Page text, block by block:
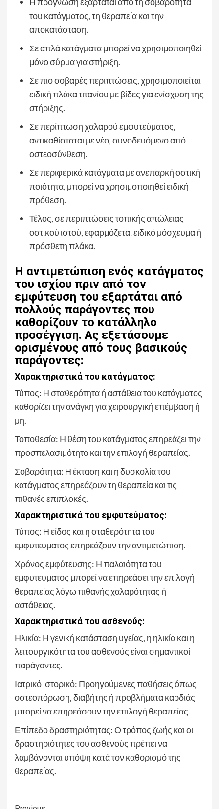
του κατάγματος, τη θεραπεία και την
αποκατάσταση.
Σε απλά κατάγματα μπορεί να χρησιμοποιηθεί
μόνο σύρμα για στήριξη.
Σε πιο σοβαρές περιπτώσεις, χρησιμοποιείται
ειδική πλάκα τιτανίου με βίδες για ενίσχυση της
στήριξης.
Σε περίπτωση χαλαρού εμφυτεύματος,
αντικαθίσταται με νέο, συνοδευόμενο από
οστεοσύνθεση.
Σε περιφερικά κατάγματα με ανεπαρκή οστική
ποιότητα, μπορεί να χρησιμοποιηθεί ειδική
πρόθεση.
Τέλος, σε περιπτώσεις τοπικής απώλειας
οστικού ιστού, εφαρμόζεται ειδικό μόσχευμα ή
πρόσθετη πλάκα.
Η αντιμετώπιση ενός κατάγματος
του ισχίου πριν από τον
εμφύτευση του εξαρτάται από
πολλούς παράγοντες που
καθορίζουν το κατάλληλο
προσέγγιση. Ας εξετάσουμε
ορισμένους από τους βασικούς
παράγοντες:
Χαρακτηριστικά του κατάγματος:
Τύπος: Η σταθερότητα ή αστάθεια του κατάγματος
καθορίζει την ανάγκη για χειρουργική επέμβαση ή
μη.
Τοποθεσία: Η θέση του κατάγματος επηρεάζει την
προσπελασιμότητα και την επιλογή θεραπείας.
Σοβαρότητα: Η έκταση και η δυσκολία του
κατάγματος επηρεάζουν τη θεραπεία και τις
πιθανές επιπλοκές.
Χαρακτηριστικά του εμφυτεύματος:
Τύπος: Η είδος και η σταθερότητα του
εμφυτεύματος επηρεάζουν την αντιμετώπιση.
Χρόνος εμφύτευσης: Η παλαιότητα του
εμφυτεύματος μπορεί να επηρεάσει την επιλογή
θεραπείας λόγω πιθανής χαλαρότητας ή
αστάθειας.
Χαρακτηριστικά του ασθενούς:
Ηλικία: Η γενική κατάσταση υγείας, η ηλικία και η
λειτουργικότητα του ασθενούς είναι σημαντικοί
παράγοντες.
Ιατρικό ιστορικό: Προηγούμενες παθήσεις όπως
οστεοπόρωση, διαβήτης ή προβλήματα καρδιάς
μπορεί να επηρεάσουν την επιλογή θεραπείας.
Επίπεδο δραστηριότητας: Ο τρόπος ζωής και οι
δραστηριότητες του ασθενούς πρέπει να
λαμβάνονται υπόψη κατά τον καθορισμό της
θεραπείας.